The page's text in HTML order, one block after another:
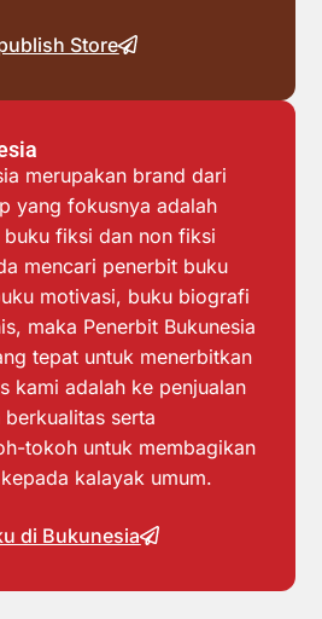
Store
merupakan brand dari
yang fokusnya adalah
fiksi dan non fiksi
mencari penerbit buku
motivasi, buku biografi
maka Penerbit Bukunesia
tepat untuk menerbitkan
kami adalah ke penjualan
serta
tokoh untuk membagikan
kalayak umum.
di Bukunesia